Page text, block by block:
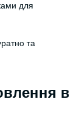
для
та
в